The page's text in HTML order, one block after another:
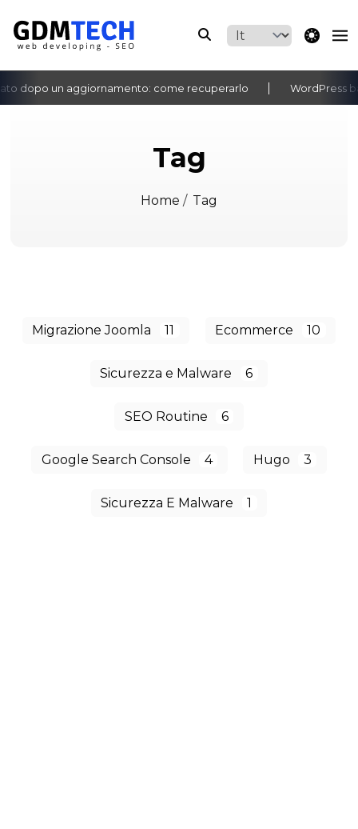
theme
dopo un aggiornamento: come recuperarlo WordPress
‹ ›
Tag
Home/ Tag
Migrazione Joomla 11 Ecommerce 10
Sicurezza e Malware 6
SEO Routine 6
Google Search Console 4 Hugo 3
Sicurezza E Malware 1